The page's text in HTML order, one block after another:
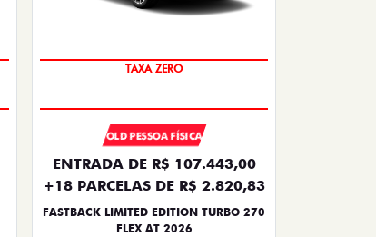
PREÇO IMPERDÍVEL
OLD PESSOA FÍSICA
ENTRADA DE R$ 107.443,00
+18 PARCELAS DE R$ 2.820,83
FASTBACK LIMITED EDITION TURBO 270
FLEX AT 2026